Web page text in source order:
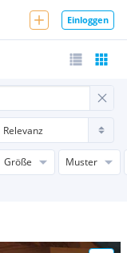
Einloggen
Größe
Muster